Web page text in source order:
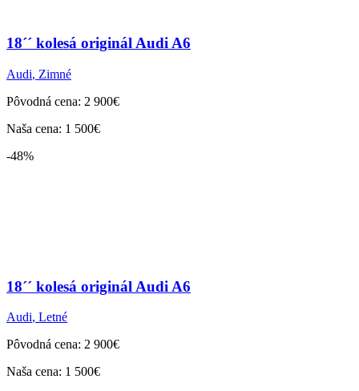
18´´ kolesá originál Audi A6
Audi, Zimné
Pôvodná cena: 2 900€
Naša cena: 1 500€
-48%
18´´ kolesá originál Audi A6
Audi, Letné
Pôvodná cena: 2 900€
Naša cena: 1 500€